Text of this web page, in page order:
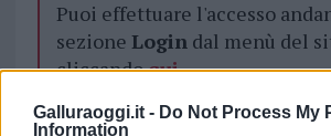
Galluraoggi.it - Do Not Process My
Information
Puoi effettuare l'accesso
sezione Logindal menù del
cliccandoqui